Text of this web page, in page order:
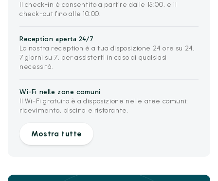
Il check-in è consentito a partire dalle 15:00, e il
check-out fino alle 10:00.
Reception aperta 24/7
La nostra reception è a tua disposizione 24 ore su 24,
7 giorni su 7, per assisterti in caso di qualsiasi
necessità.
Wi-Fi nelle zone comuni
Il Wi-Fi gratuito è a disposizione nelle aree comuni:
ricevimento, piscina e ristorante.
Mostra tutte